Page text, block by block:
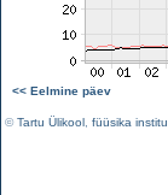
<< Eelmine päev
©Tartu Ülikool füüsika